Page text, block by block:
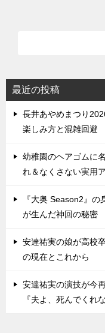
最近の投稿
長井あやめまつり
楽しみ方と混雑回避
幼稚園のヘアゴムに
れ＆なくさない実用
『大奥 Season2』
が生んだ神回の秘密
安達祐実の娘が高校
の現在とこれから
安達祐実の演技が今
『夫よ、死んでくれ